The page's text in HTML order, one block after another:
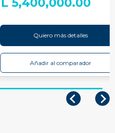
Quiero más detalles
Añadir al comparador